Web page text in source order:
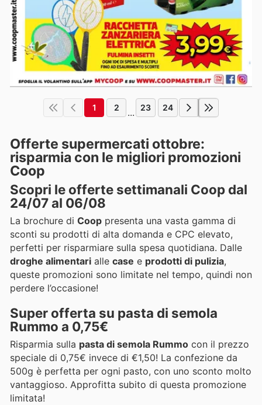
1 2 ... 23 24
Offerte supermercati ottobre:
risparmia con le migliori promozioni
Coop
Scopri le offerte settimanali Coop dal
24/07 al 06/08
La brochure di Coop presenta una vasta gamma di
sconti su prodotti di alta domanda e CPC elevato,
perfetti per risparmiare sulla spesa quotidiana. Dalle
droghe alimentari alle case e prodotti di pulizia,
queste promozioni sono limitate nel tempo, quindi non
perdere l’occasione!
Super offerta su pasta di semola
Rummo a 0,75€
Risparmia sulla pasta di semola Rummo con il prezzo
speciale di 0,75€ invece di €1,50! La confezione da
500g è perfetta per ogni pasto, con uno sconto molto
vantaggioso. Approfitta subito di questa promozione
limitata!